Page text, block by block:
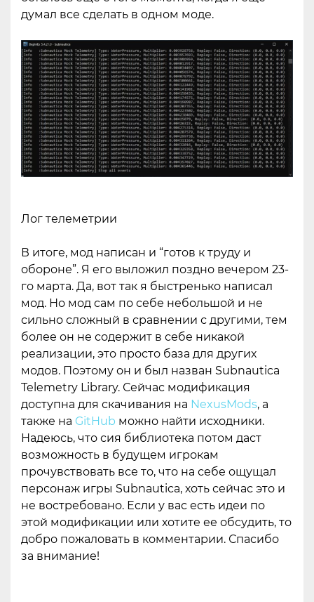
думал все сделать в одном моде.
Лог телеметрии
В итоге, мод написан и “готов к труду и
обороне”. Я его выложил поздно вечером 23-
го марта. Да, вот так я быстренько написал
мод. Но мод сам по себе небольшой и не
сильно сложный в сравнении с другими, тем
более он не содержит в себе никакой
реализации, это просто база для других
модов. Поэтому он и был назван Subnautica
Telemetry Library. Сейчас модификация
доступна для скачивания на NexusMods, а
также на GitHub можно найти исходники.
Надеюсь, что сия библиотека потом даст
возможность в будущем игрокам
прочувствовать все то, что на себе ощущал
персонаж игры Subnautica, хоть сейчас это и
не востребовано. Если у вас есть идеи по
этой модификации или хотите ее обсудить, то
добро пожаловать в комментарии. Спасибо
за внимание!